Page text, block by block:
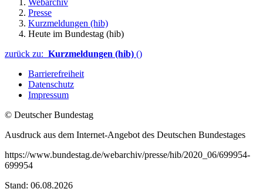
Webarchiv
Presse
Kurzmeldungen (hib)
Heute im Bundestag (hib)
zurück zu: Kurzmeldungen (hib) ()
Barrierefreiheit
Datenschutz
Impressum
© Deutscher Bundestag
Ausdruck aus dem Internet-Angebot des Deutschen Bundestages
https://www.bundestag.de/webarchiv/presse/hib/2020_06/699954-
699954
Stand: 06.08.2026